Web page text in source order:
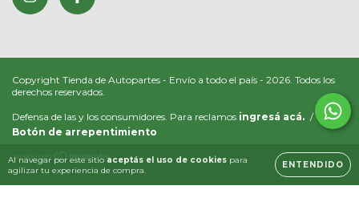
Al navegar por este sitio aceptás el uso de cookies para
agilizar tu experiencia de compra.
ENTENDIDO
Copyright Tienda de Autopartes - Envío a todo el país - 2026. Todos los
derechos reservados.
Defensa de las y los consumidores. Para reclamos ingresá acá. /
Botón de arrepentimiento